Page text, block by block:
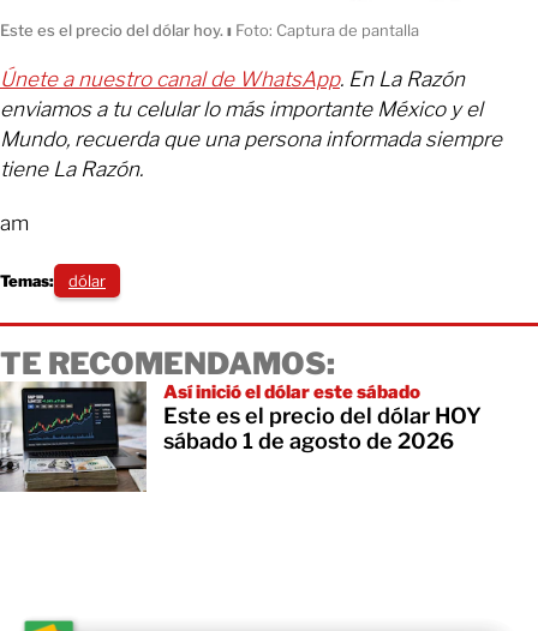
Este es el precio del dólar hoy.ı Foto: Captura de pantalla
Únete a nuestro canal de WhatsApp. En La Razón
enviamos a tu celular lo más importante México y el
Mundo, recuerda que una persona informada siempre
tiene La Razón.
am
Temas: dólar
TE RECOMENDAMOS:
Así inició el dólar este sábado
Este es el precio del dólar HOY
sábado 1 de agosto de 2026